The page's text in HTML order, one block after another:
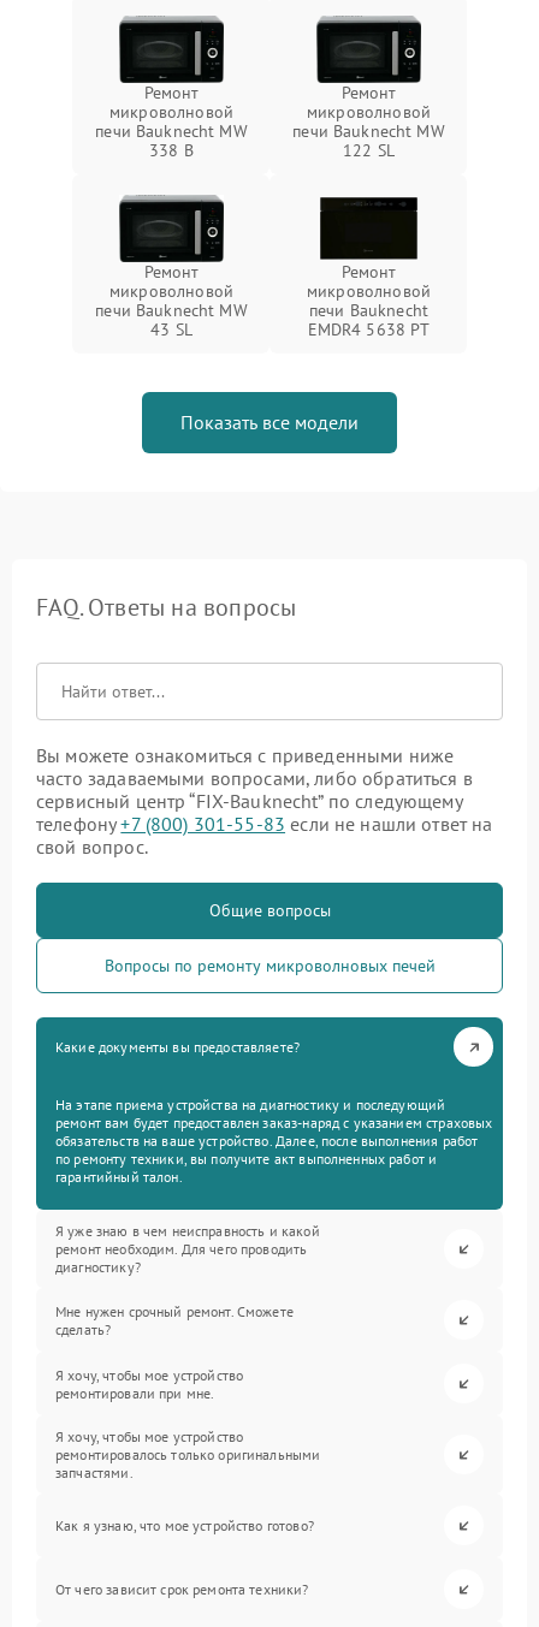
Ремонт
микроволновой
печи Bauknecht MW
338 B
Ремонт
микроволновой
печи Bauknecht MW
122 SL
Ремонт
микроволновой
печи Bauknecht MW
43 SL
Ремонт
микроволновой
печи Bauknecht
EMDR4 5638 PT
Показать все модели
FAQ. Ответы на вопросы
Вы можете ознакомиться с приведенными ниже
часто задаваемыми вопросами, либо обратиться в
сервисный центр “FIX-Bauknecht” по следующему
телефону+7 (800) 301-55-83 если не нашли ответ на
свой вопрос.
Общие вопросы
Вопросы по ремонту микроволновых печей
Какие документы вы предоставляете?
На этапе приема устройства на диагностику и последующий
ремонт вам будет предоставлен заказ-наряд с указанием страховых
обязательств на ваше устройство. Далее, после выполнения работ
по ремонту техники, вы получите акт выполненных работ и
гарантийный талон.
Я уже знаю в чем неисправность и какой
ремонт необходим. Для чего проводить
диагностику?
Мне нужен срочный ремонт. Сможете
сделать?
Я хочу, чтобы мое устройство
ремонтировали при мне.
Я хочу, чтобы мое устройство
ремонтировалось только оригинальными
запчастями.
Как я узнаю, что мое устройство готово?
От чего зависит срок ремонта техники?